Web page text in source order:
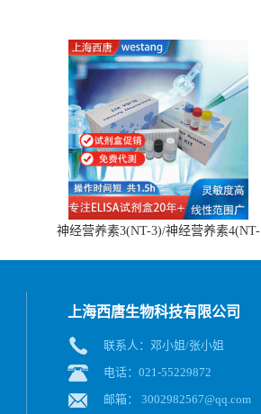
神经营养素3(NT-3)/神经营养素4(NT-
上海西唐生物科技有限公司
联系人：邓小姐/张小姐
电话：021-55229872
邮箱： 3002982567@qq.com